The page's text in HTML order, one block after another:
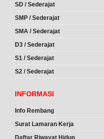
SD / Sederajat
SMP / Sederajat
SMA / Sederajat
D3 / Sederajat
S1 / Sederajat
S2 / Sederajat
INFORMASI
Info Rembang
Surat Lamaran Kerja
Daftar Riwayat Hidup